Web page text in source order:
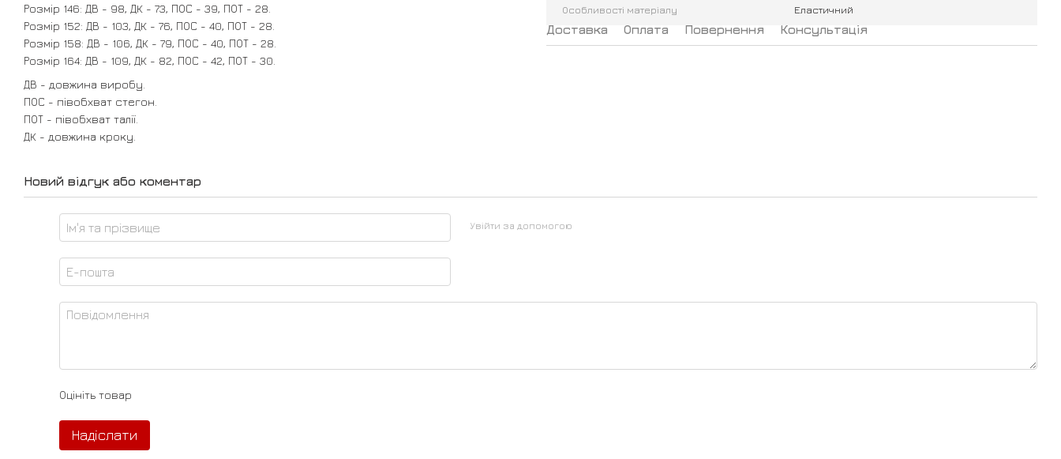
Розмір 146: ДВ - 98, ДК - 73, ПОС - 39, ПОТ - 28.
Розмір 152: ДВ - 103, ДК - 76, ПОС - 40, ПОТ - 28.
Розмір 158: ДВ - 106, ДК - 79, ПОС - 40, ПОТ - 28.
Розмір 164: ДВ - 109, ДК - 82, ПОС - 42, ПОТ - 30.
ДВ - довжина виробу.
ПОС - півобхват стегон.
ПОТ - півобхват талії.
ДК - довжина кроку.
Особливості матеріалу Еластичний
Доставка Оплата Повернення Консультація
Новий відгук або коментар
Увійти за допомогою
Оцініть товар
Надіслати